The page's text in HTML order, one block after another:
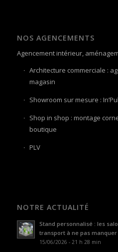
NOS AGENCEMENTS
Agencement intérieur,
Architecture commerciale :
magasin
Showroom sur mesure :
Shop in shop : montage
boutique
PLV
NOTRE ACTUALITÉ
Stand personnalisé : les
transport à ne pas manquer
15/06/2026 - 21 h 28 min